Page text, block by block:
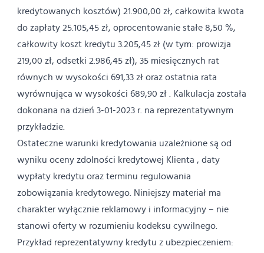
kredytowanych kosztów) 21.900,00 zł, całkowita kwota
do zapłaty 25.105,45 zł, oprocentowanie stałe 8,50 %,
całkowity koszt kredytu 3.205,45 zł (w tym: prowizja
219,00 zł, odsetki 2.986,45 zł), 35 miesięcznych rat
równych w wysokości 691,33 zł oraz ostatnia rata
wyrównująca w wysokości 689,90 zł . Kalkulacja została
dokonana na dzień 3-01-2023 r. na reprezentatywnym
przykładzie.
Ostateczne warunki kredytowania uzależnione są od
wyniku oceny zdolności kredytowej Klienta , daty
wypłaty kredytu oraz terminu regulowania
zobowiązania kredytowego. Niniejszy materiał ma
charakter wyłącznie reklamowy i informacyjny – nie
stanowi oferty w rozumieniu kodeksu cywilnego.
Przykład reprezentatywny kredytu z ubezpieczeniem: